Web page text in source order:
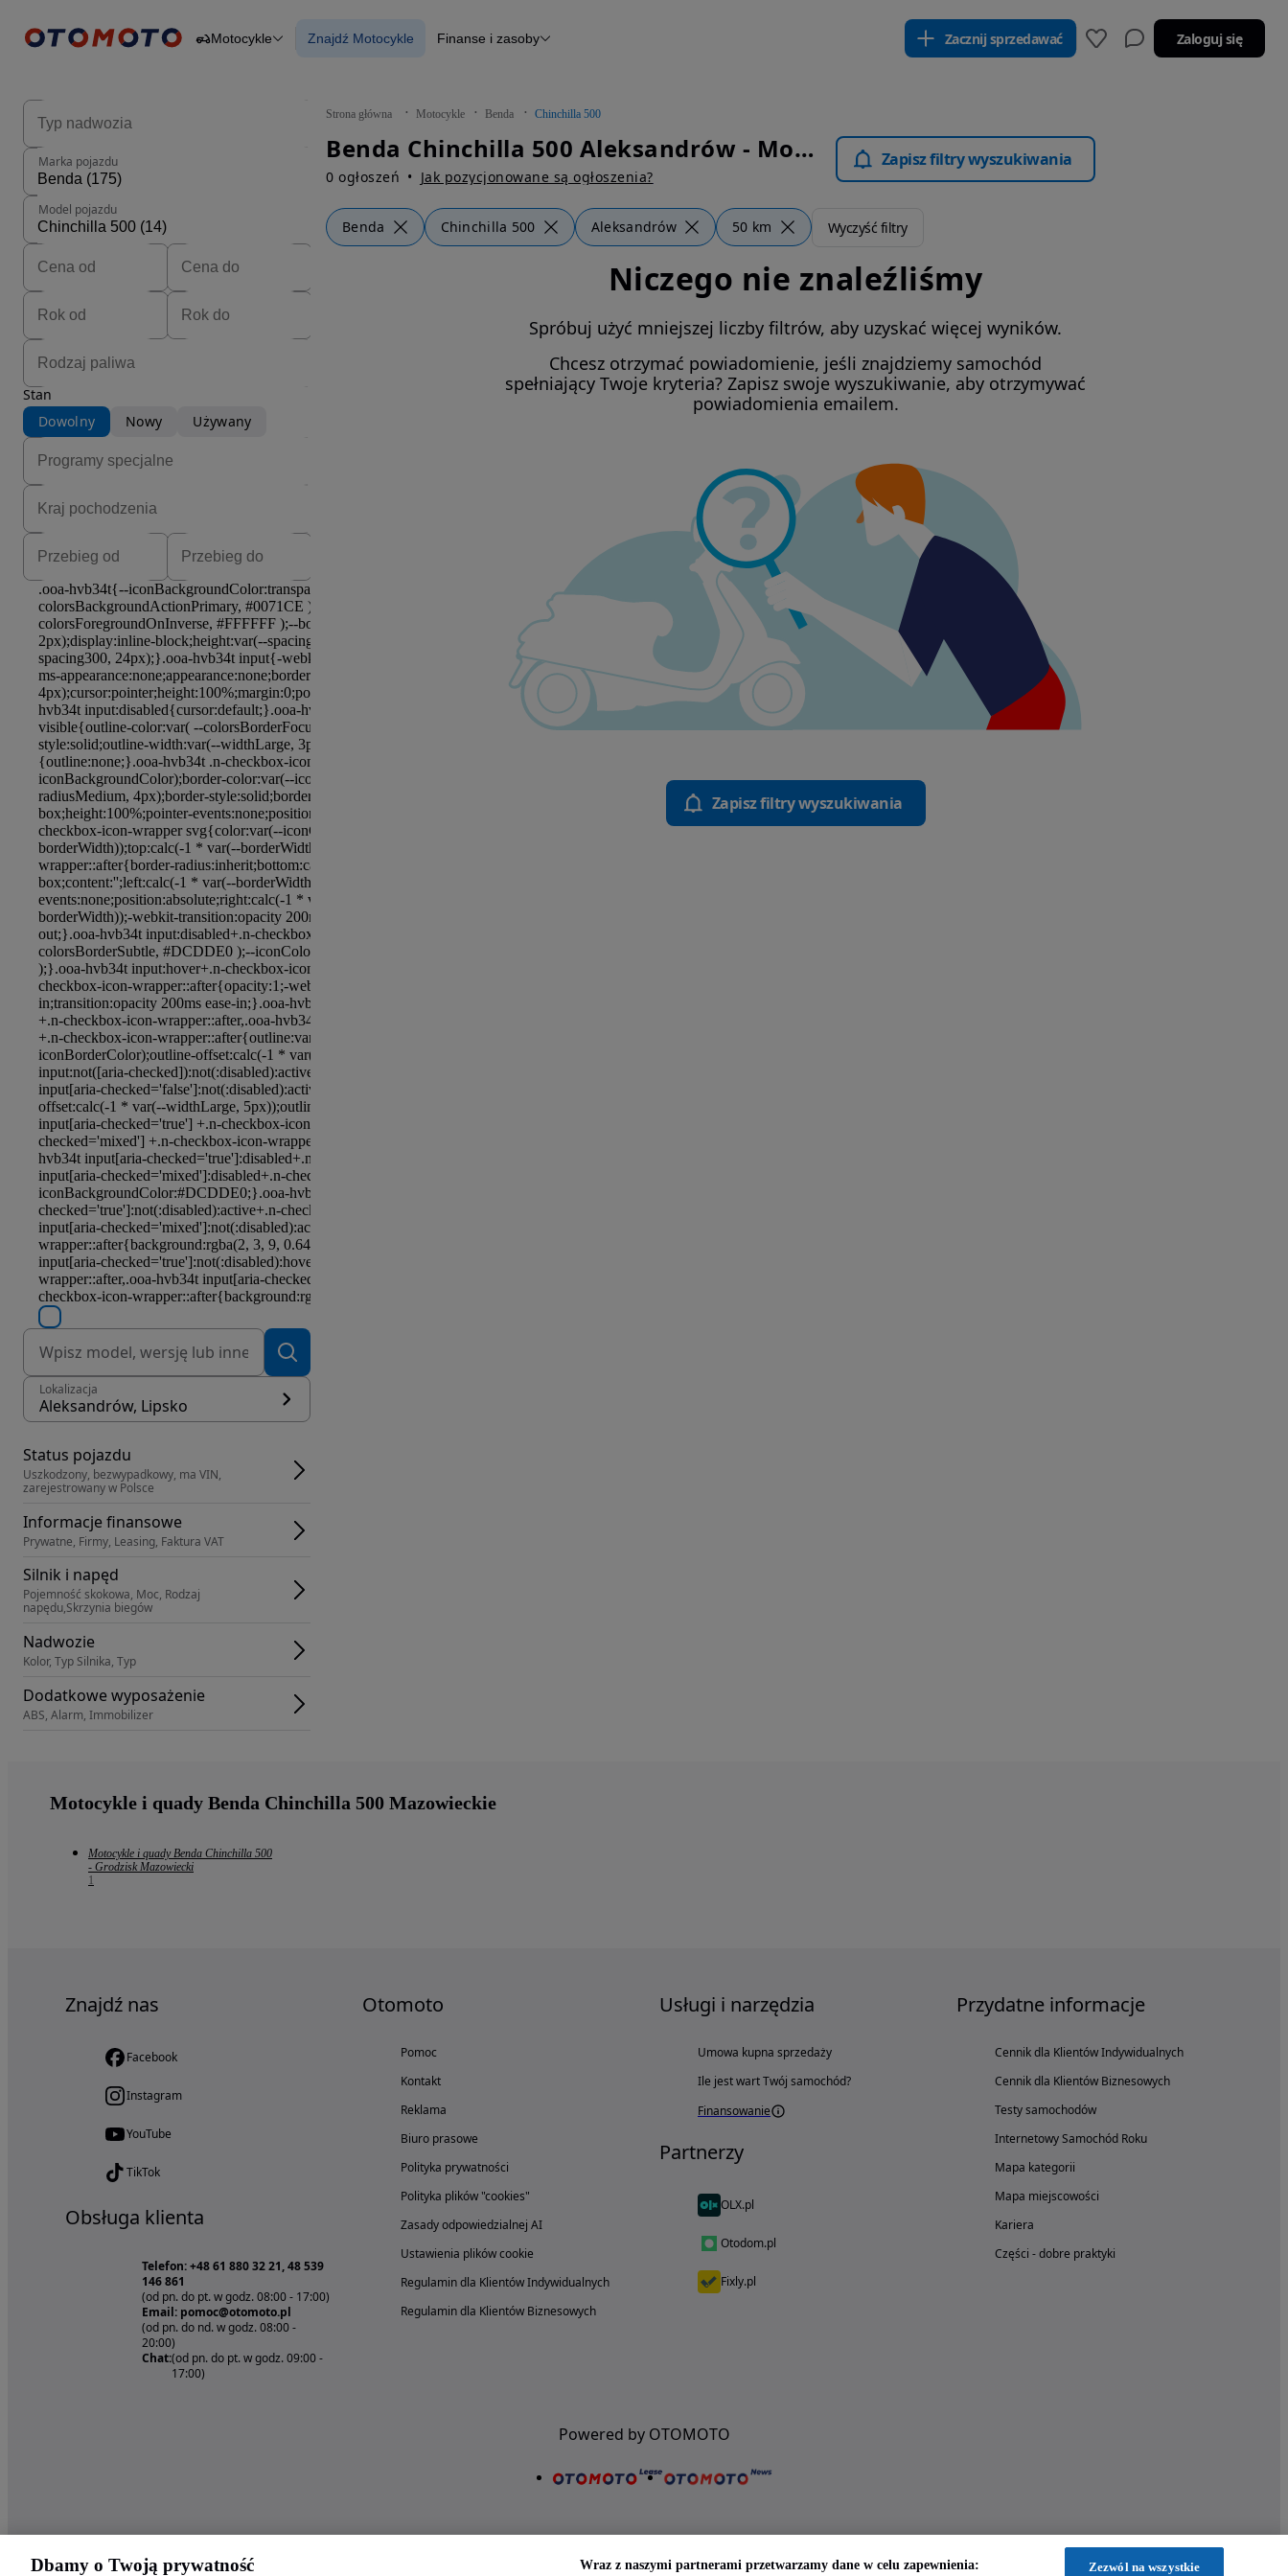
Osobowe
Motocykle Znajdź Motocykle Finanse i zasoby Zacznij sprzedawać Zaloguj się
Strona główna Motocykle Benda Chinchilla 500
Benda Chinchilla 500 Aleksandrów - Motocykle
0 ogłoszeń Jak pozycjonowane są ogłoszenia?
Zapisz filtry wyszukiwania
Benda Chinchilla 500 Aleksandrów 50 km Wyczyść filtry
Marka pojazdu
Model pojazdu
Stan
Dowolny
Nowy Używany
Lokalizacja
Aleksandrów, Lipsko
Status pojazdu
Uszkodzony, bezwypadkowy, ma VIN,
zarejestrowany w Polsce
Informacje finansowe
Prywatne, Firmy, Leasing, Faktura VAT
Silnik i napęd
Pojemność skokowa, Moc, Rodzaj
napędu,Skrzynia biegów
Nadwozie
Kolor, Typ Silnika, Typ
Dodatkowe wyposażenie
ABS, Alarm, Immobilizer
Niczego nie znaleźliśmy
Spróbuj użyć mniejszej liczby filtrów, aby uzyskać więcej wyników.
Chcesz otrzymać powiadomienie, jeśli znajdziemy samochód
spełniający Twoje kryteria? Zapisz swoje wyszukiwanie, aby otrzymywać
powiadomienia emailem.
Zapisz filtry wyszukiwania
Motocykle i quady Benda Chinchilla 500 Mazowieckie
Motocykle i quady Benda Chinchilla 500
- Grodzisk Mazowiecki
1
Znajdź nas
Facebook
Instagram
YouTube
TikTok
Obsługa klienta
Telefon: +48 61 880 32 21, 48 539
146 861
(od pn. do pt. w godz. 08:00 - 17:00)
Email: pomoc@otomoto.pl
(od pn. do nd. w godz. 08:00 -
20:00)
Chat:(od pn. do pt. w godz. 09:00 -
17:00)
Otomoto
Pomoc
Kontakt
Reklama
Biuro prasowe
Polityka prywatności
Polityka plików "cookies"
Zasady odpowiedzialnej AI
Ustawienia plików cookie
Regulamin dla Klientów Indywidualnych
Regulamin dla Klientów Biznesowych
Usługi i narzędzia
Umowa kupna sprzedaży
Ile jest wart Twój samochód?
Finansowanie
Partnerzy
OLX.pl
Otodom.pl
Fixly.pl
Przydatne informacje
Cennik dla Klientów Indywidualnych
Cennik dla Klientów Biznesowych
Testy samochodów
Internetowy Samochód Roku
Mapa kategorii
Mapa miejscowości
Kariera
Części - dobre praktyki
Powered by OTOMOTO
Dbamy o Twoją prywatność Wraz z naszymi partnerami przetwarzamy dane w celu zapewnienia: Zezwól na wszystkie